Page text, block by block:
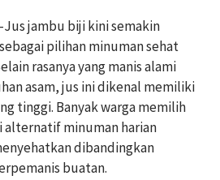
Jus jambu biji kini semakin
pilihan minuman sehat
rasanya yang manis alami
asam, jus ini dikenal memiliki
tinggi. Banyak warga memilih
alternatif minuman harian
dibandingkan
buatan.